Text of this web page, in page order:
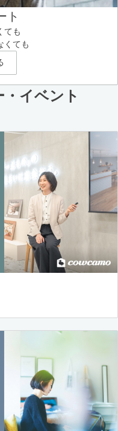
ト
ても
くても
イベント